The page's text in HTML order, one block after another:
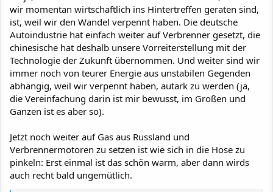
wir momentan wirtschaftlich ins Hintertreffen geraten sind,
ist, weil wir den Wandel verpennt haben. Die deutsche
Autoindustrie hat einfach weiter auf Verbrenner gesetzt, die
chinesische hat deshalb unsere Vorreiterstellung mit der
Technologie der Zukunft übernommen. Und weiter sind wir
immer noch von teurer Energie aus unstabilen Gegenden
abhängig, weil wir verpennt haben, autark zu werden (ja,
die Vereinfachung darin ist mir bewusst, im Großen und
Ganzen ist es aber so).
Jetzt noch weiter auf Gas aus Russland und
Verbrennermotoren zu setzen ist wie sich in die Hose zu
pinkeln: Erst einmal ist das schön warm, aber dann wirds
auch recht bald ungemütlich.